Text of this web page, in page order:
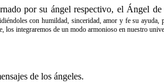
por su ángel respectivo, el Ángel
con humildad, sinceridad, amor y fe su ayuda,
integraremos de un modo armonioso en nuestro
de los ángeles.